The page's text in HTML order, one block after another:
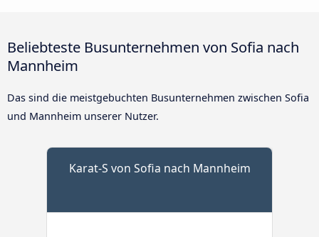
Beliebteste Busunternehmen von Sofia nach
Mannheim
Das sind die meistgebuchten Busunternehmen zwischen Sofia
und Mannheim unserer Nutzer.
Karat-S von Sofia nach Mannheim